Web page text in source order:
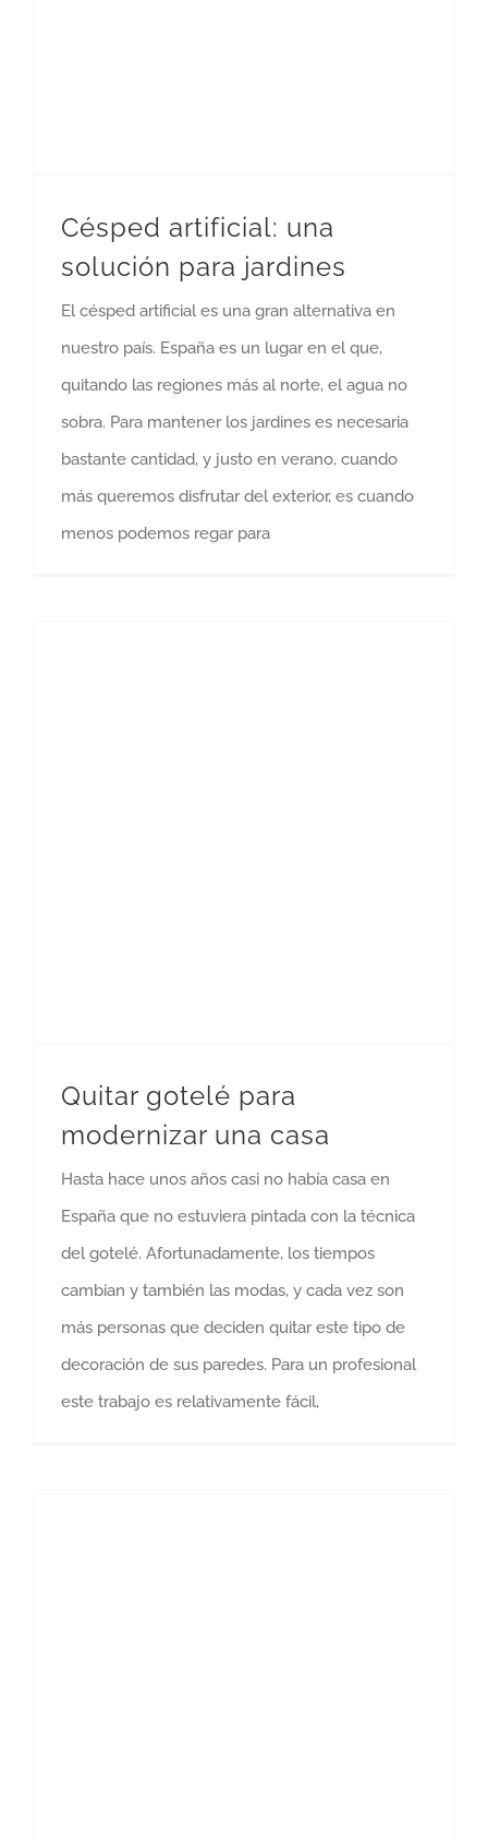
Césped artificial: una
solución para jardines
El césped artificial es una gran alternativa en
nuestro país. España es un lugar en el que,
quitando las regiones más al norte, el agua no
sobra. Para mantener los jardines es necesaria
bastante cantidad, y justo en verano, cuando
más queremos disfrutar del exterior, es cuando
menos podemos regar para
Quitar gotelé para
modernizar una casa
Hasta hace unos años casi no había casa en
España que no estuviera pintada con la técnica
del gotelé. Afortunadamente, los tiempos
cambian y también las modas, y cada vez son
más personas que deciden quitar este tipo de
decoración de sus paredes. Para un profesional
este trabajo es relativamente fácil,